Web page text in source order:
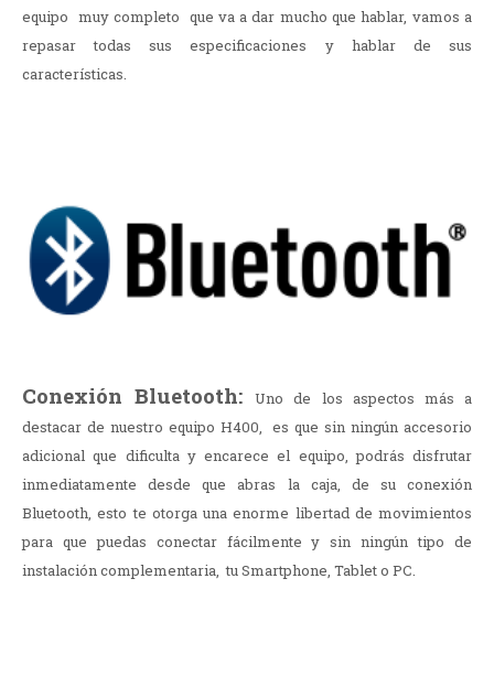
equipo muy completo que va a dar mucho que hablar, vamos a
repasar todas sus especificaciones y hablar de sus
características.
Conexión Bluetooth:Uno de los aspectos más a
destacar de nuestro equipo H400, es que sin ningún accesorio
adicional que dificulta y encarece el equipo, podrás disfrutar
inmediatamente desde que abras la caja, de su conexión
Bluetooth, esto te otorga una enorme libertad de movimientos
para que puedas conectar fácilmente y sin ningún tipo de
instalación complementaria, tu Smartphone, Tablet o PC.